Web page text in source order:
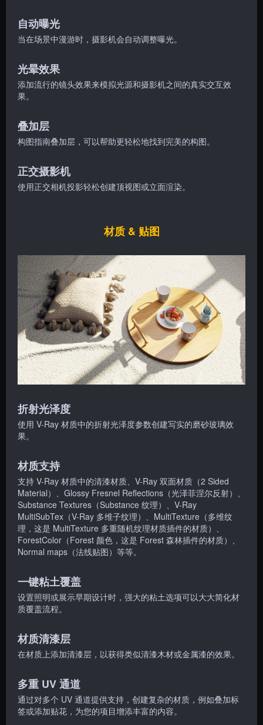
自动曝光
当在场景中漫游时，摄影机会自动调整曝光。
光晕效果
添加流行的镜头效果来模拟光源和摄影机之间的真实交互效
果。
叠加层
构图指南叠加层，可以帮助更轻松地找到完美的构图。
正交摄影机
使用正交相机投影轻松创建顶视图或立面渲染。
材质 & 贴图
折射光泽度
使用 V-Ray 材质中的折射光泽度参数创建写实的磨砂玻璃效
果。
材质支持
支持 V-Ray 材质中的清漆材质、V-Ray 双面材质（2 Sided
Material）、Glossy Fresnel Reflections（光泽菲涅尔反射）、
Substance Textures（Substance 纹理）、V-Ray
MultiSubTex（V-Ray 多维子纹理）、MultiTexture（多维纹
理，这是 MultiTexture 多重随机纹理材质插件的材质）、
ForestColor（Forest 颜色，这是 Forest 森林插件的材质）、
Normal maps（法线贴图）等等。
一键粘土覆盖
设置照明或展示早期设计时，强大的粘土选项可以大大简化材
质覆盖流程。
材质清漆层
在材质上添加清漆层，以获得类似清漆木材或金属漆的效果。
多重 UV 通道
通过对多个 UV 通道提供支持，创建复杂的材质，例如叠加标
签或添加贴花，为您的项目增添丰富的内容。